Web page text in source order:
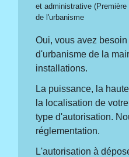
et administrative
de l'urbanisme
Oui, vous avez
d'urbanisme de la
installations.
La puissance, la
la localisation de
type d'autorisation.
réglementation.
L'autorisation à